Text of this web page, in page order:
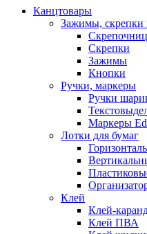
Канцтовары
Зажимы, скрепки
Скрепки
Зажимы
Кнопки
Ручки, маркеры
Ручки
Маркеры
Лотки для бумаг
Клей
Клей-
Клей ПВА